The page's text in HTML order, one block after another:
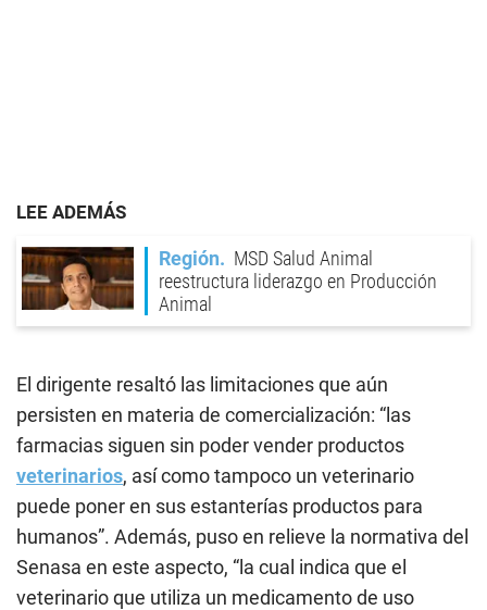
LEE ADEMÁS
Región
MSD Salud Animal
reestructura liderazgo en Producción
Animal
El dirigente resaltó las limitaciones que aún
persisten en materia de comercialización: “las
farmacias siguen sin poder vender productos
veterinarios, así como tampoco un veterinario
puede poner en sus estanterías productos para
humanos”. Además, puso en relieve la normativa del
Senasa en este aspecto, “la cual indica que el
veterinario que utiliza un medicamento de uso